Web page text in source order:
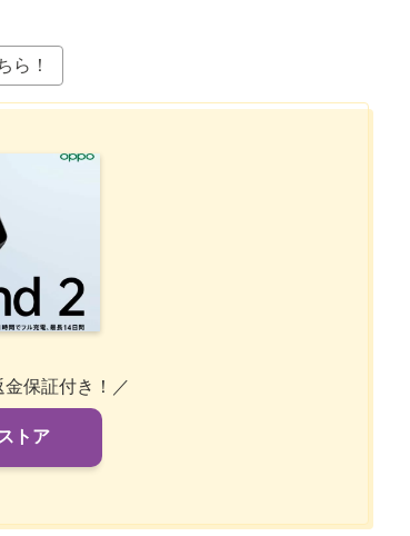
ら！
保証付き！／
トア